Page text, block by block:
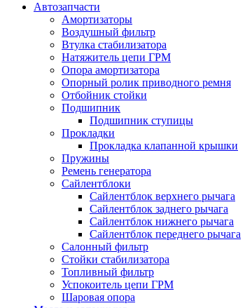
Автозапчасти
Амортизаторы
Воздушный фильтр
Втулка стабилизатора
Натяжитель цепи ГРМ
Опора амортизатора
Опорный ролик приводного ремня
Отбойник стойки
Подшипник
Подшипник ступицы
Прокладки
Прокладка клапанной крышки
Пружины
Ремень генератора
Сайлентблоки
Сайлентблок верхнего рычага
Сайлентблок заднего рычага
Сайлентблок нижнего рычага
Сайлентблок переднего рычага
Салонный фильтр
Стойки стабилизатора
Топливный фильтр
Успокоитель цепи ГРМ
Шаровая опора